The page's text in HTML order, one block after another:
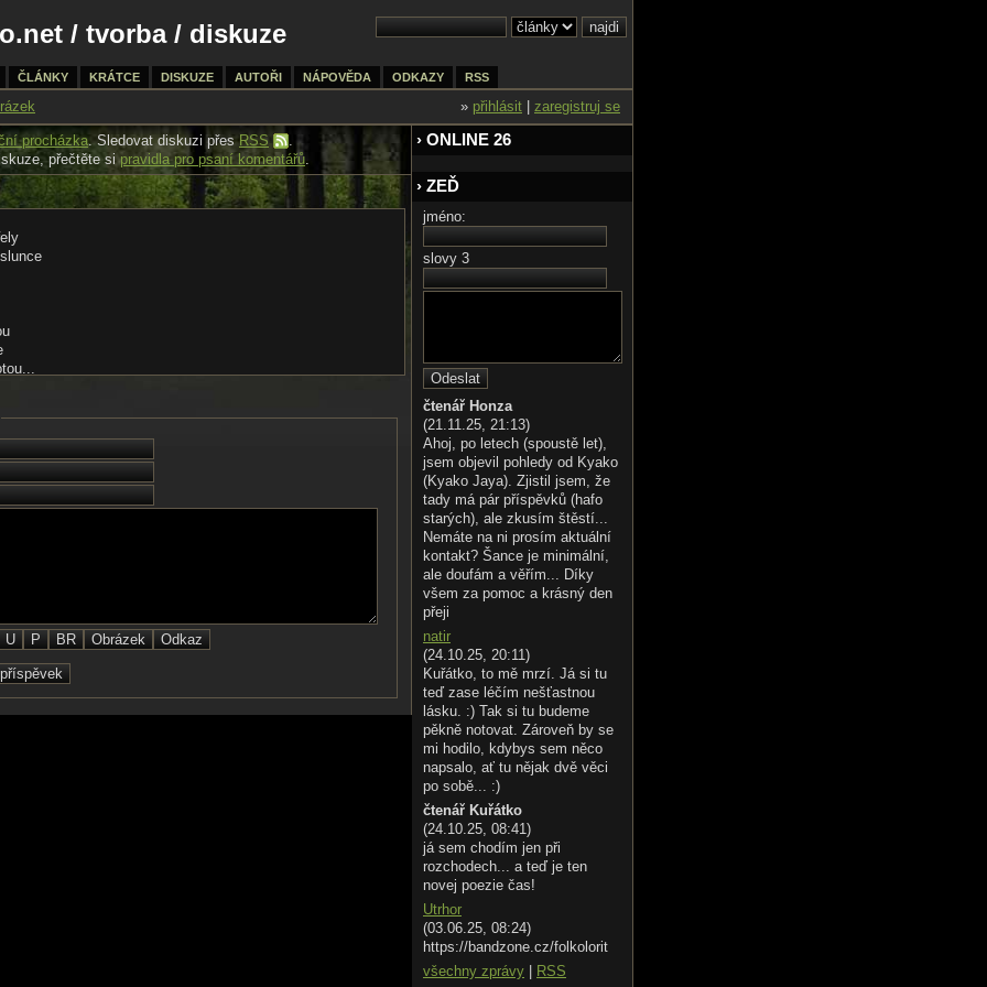
/ tvorba/ diskuze
ČLÁNKY KRÁTCE DISKUZE AUTOŘI NÁPOVĚDA ODKAZY RSS
» přihlásit zaregistruj se
procházka. Sledovat diskuzi přesRSS
.
přečtěte sipravidla pro psaní komentářů.
tak velkých
do tvého vniřku
› ONLINE 26
› ZEĎ
jméno:
slovy 3
čtenář Honza
(21.11.25, 21:13)
Ahoj, po letech (spoustě let),
jsem objevil pohledy od Kyako
(Kyako Jaya). Zjistil jsem, že
tady má pár příspěvků (hafo
starých), ale zkusím štěstí...
Nemáte na ni prosím aktuální
kontakt? Šance je minimální,
ale doufám a věřím... Díky
všem za pomoc a krásný den
přeji
natir
(24.10.25, 20:11)
Kuřátko, to mě mrzí. Já si tu
teď zase léčím nešťastnou
lásku. :) Tak si tu budeme
pěkně notovat. Zároveň by se
mi hodilo, kdybys sem něco
napsalo, ať tu nějak dvě věci
po sobě... :)
čtenář Kuřátko
(24.10.25, 08:41)
já sem chodím jen při
rozchodech... a teď je ten
novej poezie čas!
Utrhor
(03.06.25, 08:24)
https://bandzone.cz/folkolorit
všechny zprávy
RSS